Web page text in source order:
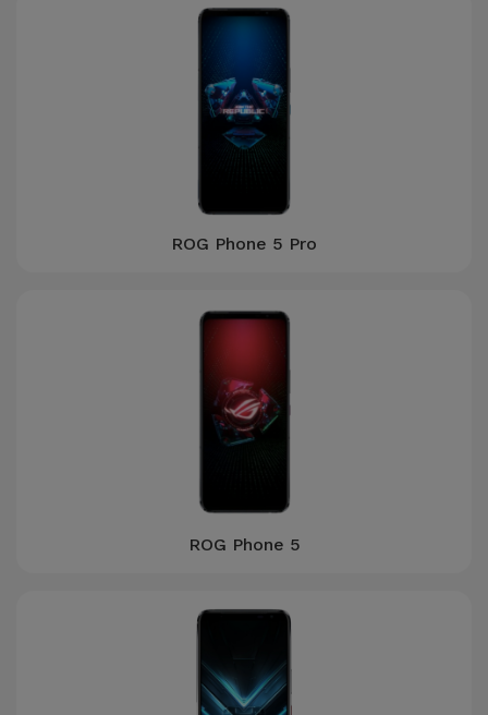
ROG Phone 5 Pro
ROG Phone 5